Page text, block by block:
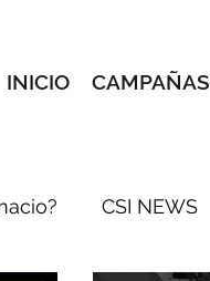
INICIO CAMPAÑAS
CSI NEWS